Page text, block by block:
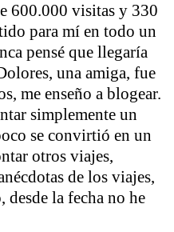
600.000 visitas y 330
para mí en todo un
pensé que llegaría
una amiga, fue
me enseño a blogear.
simplemente un
se convirtió en un
otros viajes,
de los viajes,
desde la fecha no he